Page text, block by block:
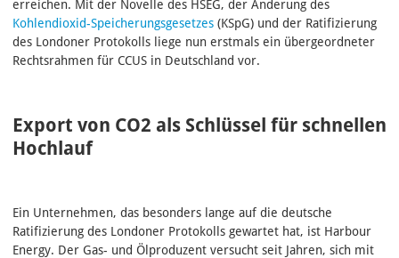
erreichen. Mit der Novelle des HSEG, der Änderung des
Kohlendioxid-Speicherungsgesetzes (KSpG) und der Ratifizierung
des Londoner Protokolls liege nun erstmals ein übergeordneter
Rechtsrahmen für CCUS in Deutschland vor.
Export von CO2 als Schlüssel für schnellen
Hochlauf
Ein Unternehmen, das besonders lange auf die deutsche
Ratifizierung des Londoner Protokolls gewartet hat, ist Harbour
Energy. Der Gas- und Ölproduzent versucht seit Jahren, sich mit